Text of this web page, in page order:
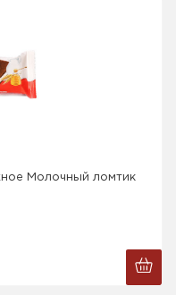
Молочный ломтик